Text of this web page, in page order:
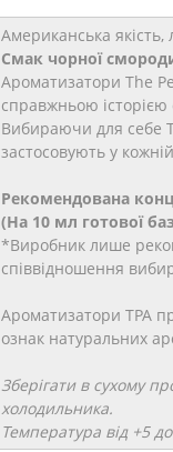
Американська якість,
Смак чорної
Ароматизатори The
справжньою
Вибираючи для себе
застосовують у
Рекомендована
(На 10 мл готової
*Виробник лише
співвідношення
Ароматизатори TPA
ознак натуральних
Зберігати в сухому
холодильника.
Температура від +5